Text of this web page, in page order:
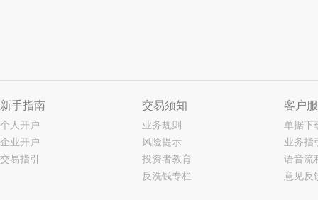
新手指南
个人开户
企业开户
交易指引
交易须知
业务规则
风险提示
投资者教育
反洗钱专栏
客户
单据下
业务指
语音流
意见反